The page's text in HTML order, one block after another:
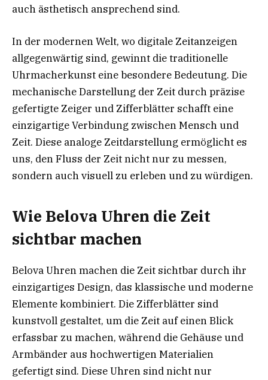
auch ästhetisch ansprechend sind.
In der modernen Welt, wo digitale Zeitanzeigen
allgegenwärtig sind, gewinnt die traditionelle
Uhrmacherkunst eine besondere Bedeutung. Die
mechanische Darstellung der Zeit durch präzise
gefertigte Zeiger und Zifferblätter schafft eine
einzigartige Verbindung zwischen Mensch und
Zeit. Diese analoge Zeitdarstellung ermöglicht es
uns, den Fluss der Zeit nicht nur zu messen,
sondern auch visuell zu erleben und zu würdigen.
Wie Belova Uhren die Zeit
sichtbar machen
Belova Uhren machen die Zeit sichtbar durch ihr
einzigartiges Design, das klassische und moderne
Elemente kombiniert. Die Zifferblätter sind
kunstvoll gestaltet, um die Zeit auf einen Blick
erfassbar zu machen, während die Gehäuse und
Armbänder aus hochwertigen Materialien
gefertigt sind. Diese Uhren sind nicht nur